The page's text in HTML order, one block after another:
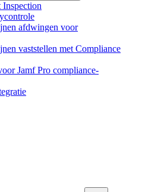
Inspection
afdwingen voor
vaststellen met Compliance
Jamf Pro compliance-